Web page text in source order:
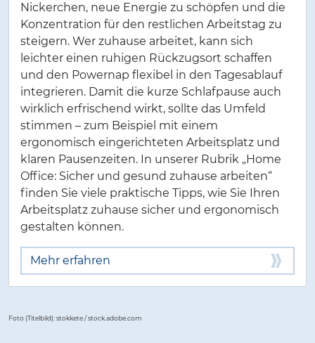
Nickerchen, neue Energie zu schöpfen und die
Konzentration für den restlichen Arbeitstag zu
steigern. Wer zuhause arbeitet, kann sich
leichter einen ruhigen Rückzugsort schaffen
und den Powernap flexibel in den Tagesablauf
integrieren. Damit die kurze Schlafpause auch
wirklich erfrischend wirkt, sollte das Umfeld
stimmen – zum Beispiel mit einem
ergonomisch eingerichteten Arbeitsplatz und
klaren Pausenzeiten. In unserer Rubrik „Home
Office: Sicher und gesund zuhause arbeiten“
finden Sie viele praktische Tipps, wie Sie Ihren
Arbeitsplatz zuhause sicher und ergonomisch
gestalten können.
Mehr erfahren
Foto (Titelbild): stokkete / stock.adobe.com